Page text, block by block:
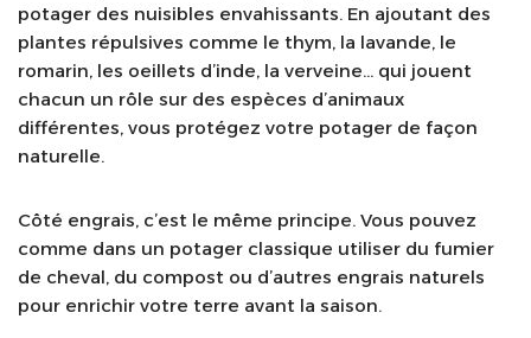
potager des nuisibles envahissants. En ajoutant des
plantes répulsives comme le thym, la lavande, le
romarin, les oeillets d’inde, la verveine… qui jouent
chacun un rôle sur des espèces d’animaux
différentes, vous protégez votre potager de façon
naturelle.
Côté engrais, c’est le même principe. Vous pouvez
comme dans un potager classique utiliser du fumier
de cheval, du compost ou d’autres engrais naturels
pour enrichir votre terre avant la saison.